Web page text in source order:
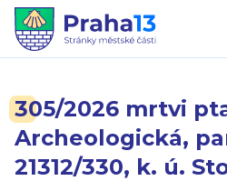
305/2026 mrtvi
Archeologická,
21312/330, k. ú.